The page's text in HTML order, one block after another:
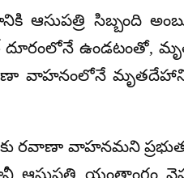
ఆసుపత్రి సిబ్బంది
దూరంలోనే ఉండటంతో,
వాహనంలోనే
రవాణా వాహనమని
యంత్రాంగం